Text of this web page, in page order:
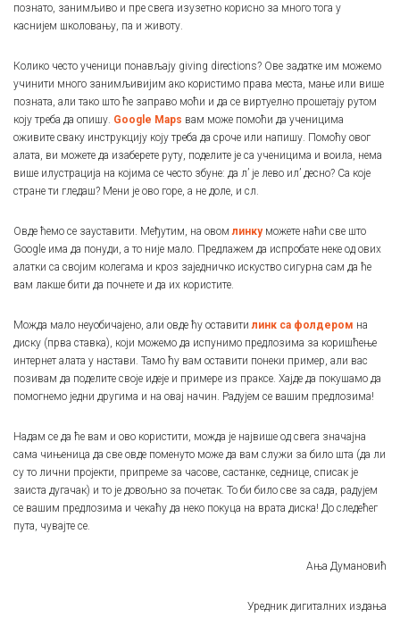
познато, занимљиво и пре свега изузетно корисно за много тога у
каснијем школовању, па и животу.
Колико често ученици понављају giving directions? Ове задатке им можемо
учинити много занимљивијим ако користимо права места, мање или више
позната, али тако што ће заправо моћи и да се виртуелно прошетају рутом
коју треба да опишу. Google Maps вам може помоћи да ученицима
оживите сваку инструкцију коју треба да сроче или напишу. Помоћу овог
алата, ви можете да изаберете руту, поделите је са ученицима и воила, нема
више илустрација на којима се често збуне: да лʼ је лево илʼ десно? Са које
стране ти гледаш? Мени је ово горе, а не доле, и сл.
Овде ћемо се зауставити. Међутим, на овомлинкуможете наћи све што
Google има да понуди, а то није мало. Предлажем да испробате неке од ових
алатки са својим колегама и кроз заједничко искуство сигурна сам да ће
вам лакше бити да почнете и да их користите.
Можда мало неуобичајено, али овде ћу оставитилинк са фолдером на
диску (прва ставка), који можемо да испунимо предлозима за коришћење
интернет алата у настави. Тамо ћу вам оставити понеки пример, али вас
позивам да поделите своје идеје и примере из праксе. Хајде да покушамо да
помогнемо једни другима и на овај начин. Радујем се вашим предлозима!
Надам се да ће вам и ово користити, можда је највише од свега значајна
сама чињеница да све овде поменуто може да вам служи за било шта (да ли
су то лични пројекти, припреме за часове, састанке, седнице, списак је
заиста дугачак) и то је довољно за почетак. То би било све за сада, радујем
се вашим предлозима и чекаћу да неко покуца на врата диска! До следећег
пута, чувајте се.
Ања Думановић
Уредник дигиталних издања